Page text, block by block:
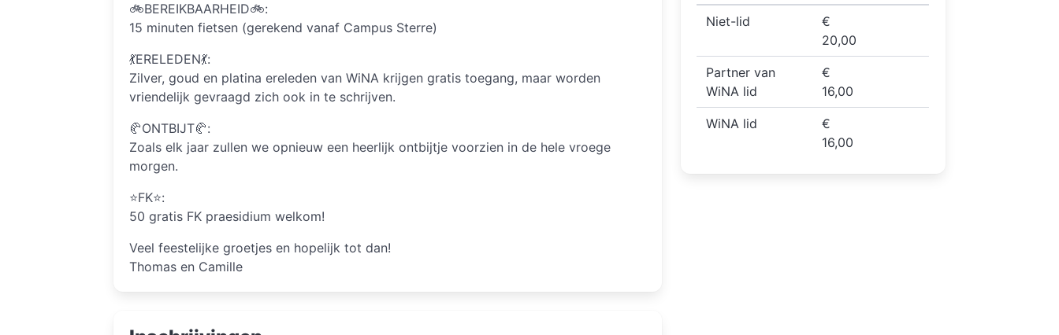
🚲BEREIKBAARHEID🚲:
15 minuten fietsen (gerekend vanaf Campus Sterre)
💃ERELEDEN💃:
Zilver, goud en platina ereleden van WiNA krijgen gratis toegang, maar worden
vriendelijk gevraagd zich ook in te schrijven.
🥐ONTBIJT🥐:
Zoals elk jaar zullen we opnieuw een heerlijk ontbijtje voorzien in de hele vroege
morgen.
⭐️FK⭐️:
50 gratis FK praesidium welkom!
Veel feestelijke groetjes en hopelijk tot dan!
Thomas en Camille
Niet-lid
€
20,00
Partner van
WiNA lid
€
16,00
WiNA lid
€
16,00